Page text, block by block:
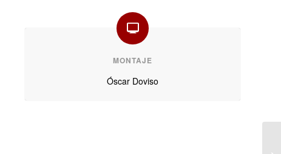
MONTAJE
Óscar Doviso